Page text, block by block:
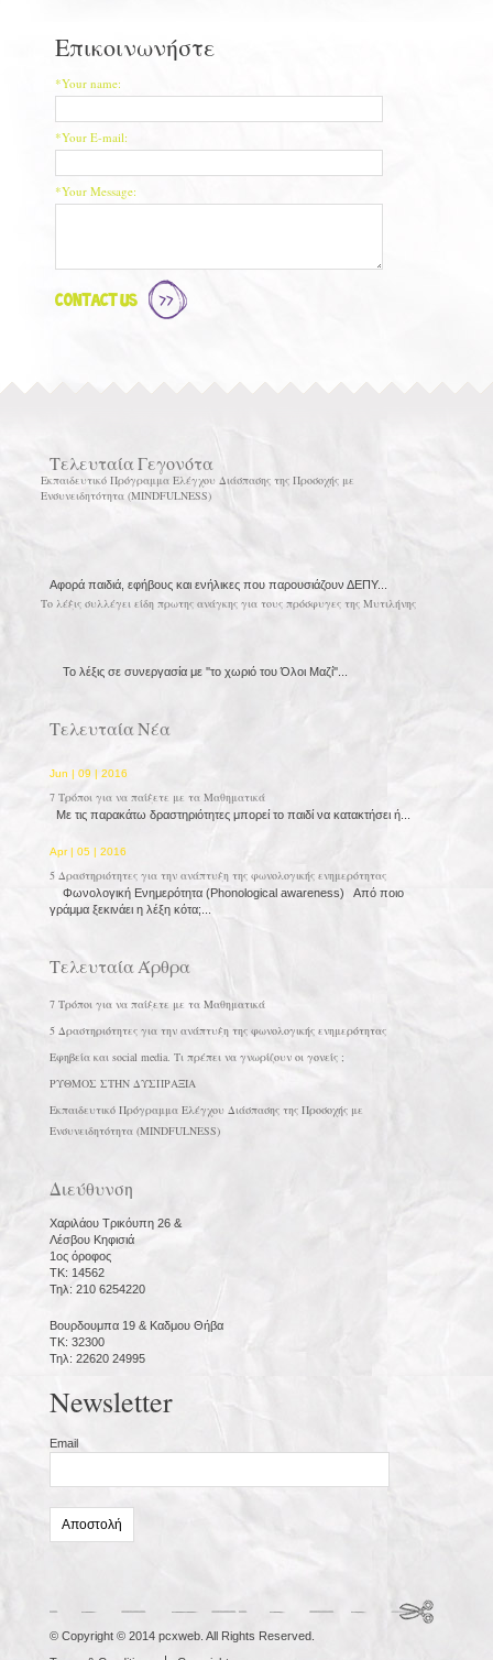
Επικοινωνήστε
*Your name:
*Your E-mail:
*Your Message:
Contact Us
Τελευταία Γεγονότα
Εκπαιδευτικό Πρόγραμμα Ελέγχου Διάσπασης της Προσοχής με
Ενσυνειδητότητα (MINDFULNESS)
Αφορά παιδιά, εφήβους και ενήλικες που παρουσιάζουν ΔΕΠΥ...
Το λέξις συλλέγει είδη πρωτης ανάγκης για τους πρόσφυγες της Μυτιλήνης
Το λέξις σε συνεργασία με ''το χωριό του Όλοι Μαζί''...
Τελευταία Νέα
Jun | 09 | 2016
7 Τρόποι για να παίξετε με τα Μαθηματικά
Με τις παρακάτω δραστηριότητες μπορεί το παιδί να κατακτήσει ή...
Apr | 05 | 2016
5 Δραστηριότητες για την ανάπτυξη της φωνολογικής ενημερότητας
Φωνολογική Ενημερότητα (Phonological awareness) Από ποιο
γράμμα ξεκινάει η λέξη κότα;...
Τελευταία Άρθρα
7 Τρόποι για να παίξετε με τα Μαθηματικά
5 Δραστηριότητες για την ανάπτυξη της φωνολογικής ενημερότητας
Εφηβεία και social media. Τι πρέπει να γνωρίζουν οι γονείς ;
ΡΥΘΜΟΣ ΣΤΗΝ ΔΥΣΠΡΑΞΙΑ
Εκπαιδευτικό Πρόγραμμα Ελέγχου Διάσπασης της Προσοχής με
Ενσυνειδητότητα (MINDFULNESS)
Διεύθυνση
Χαριλάου Τρικόυπη 26 &
Λέσβου Κηφισιά
1ος όροφος
ΤΚ: 14562
Τηλ: 210 6254220
Βουρδουμπα 19 & Καδμου Θήβα
ΤΚ: 32300
Τηλ: 22620 24995
Newsletter
Email
© Copyright © 2014 pcxweb. All Rights Reserved.